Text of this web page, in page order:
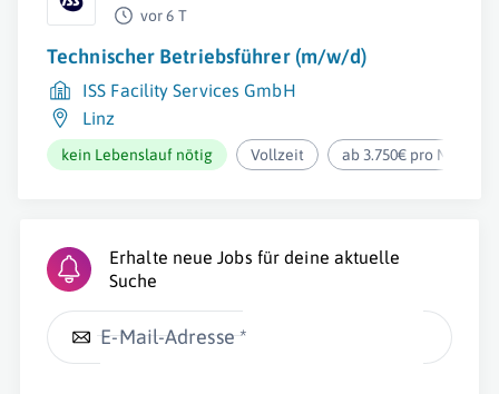
vor 6 T
Technischer Betriebsführer (m/w/d)
ISS Facility Services GmbH
Linz
kein Lebenslauf nötig Vollzeit ab 3.750€ pro Monat
Erhalte neue Jobs für deine aktuelle
Suche
E-Mail-Adresse *